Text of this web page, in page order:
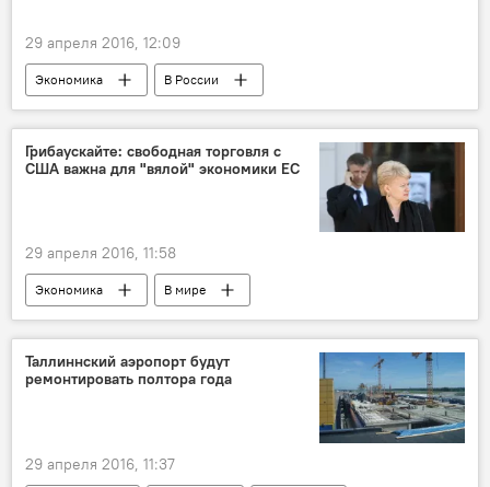
29 апреля 2016, 12:09
Экономика
В России
Янтарь: золотой свет в слезах моря
Дела приграничные: Калининград
Грибаускайте: cвободная торговля с
США важна для "вялой" экономики ЕС
29 апреля 2016, 11:58
Экономика В мире
Таллиннский аэропорт будут
ремонтировать полтора года
29 апреля 2016, 11:37